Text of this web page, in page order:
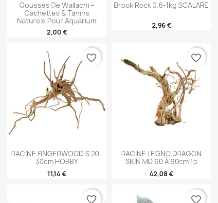
Gousses De Wallachi –
Cachettes & Tanins
Naturels Pour Aquarium
2,00 €
Brook Rock 0.6-1kg SCALARE
2,96 €
RACINE FINGERWOOD S 20-
30cm HOBBY
11,14 €
favorite_border
RACINE LEGNO DRAGON
SKIN MD 60 À 90cm 1p
42,08 €
favorite_border
favorite_border favorite_border